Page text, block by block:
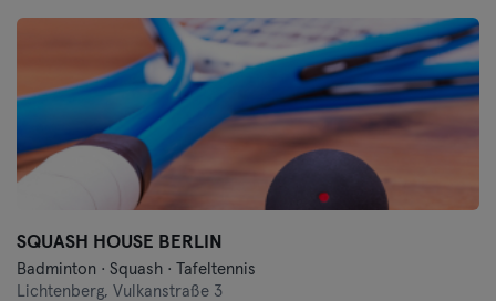
SQUASH HOUSE BERLIN
Badminton · Squash · Tafeltennis
Lichtenberg, Vulkanstraße 3